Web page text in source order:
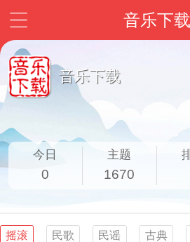
音乐下载
音乐下载
今日
0
主题
1670
摇滚 民歌 民谣 古典